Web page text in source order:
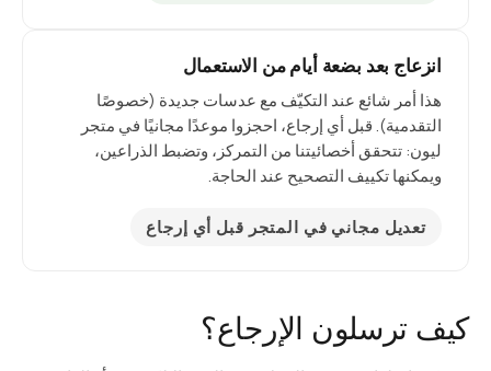
انزعاج بعد بضعة أيام من الاستعمال
هذا أمر شائع عند التكيّف مع عدسات جديدة (خصوصًا
التقدمية). قبل أي إرجاع، احجزوا موعدًا مجانيًا في متجر
ليون: تتحقق أخصائيتنا من التمركز، وتضبط الذراعين،
ويمكنها تكييف التصحيح عند الحاجة.
تعديل مجاني في المتجر قبل أي إرجاع
كيف ترسلون الإرجاع؟